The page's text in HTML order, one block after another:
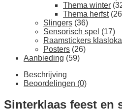
Thema winter
Thema herfst
Slingers (36)
Sensorisch spel (17)
Raamstickers
Posters (26)
Aanbieding (59)
Beschrijving
Beoordelingen (0)
Sinterklaas feest en